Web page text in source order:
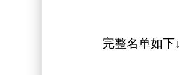
完整名单如下↓